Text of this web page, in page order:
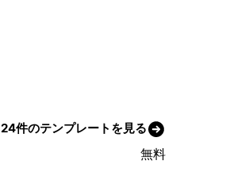
24件のテンプレートを見る
無料